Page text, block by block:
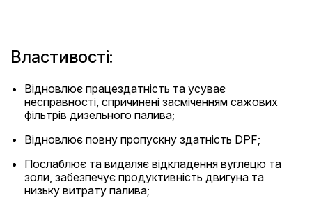
Властивості:
Відновлює працездатність та усуває
несправності, спричинені засміченням сажових
фільтрів дизельного палива;
Відновлює повну пропускну здатність DPF;
Послаблює та видаляє відкладення вуглецю та
золи, забезпечує продуктивність двигуна та
низьку витрату палива;